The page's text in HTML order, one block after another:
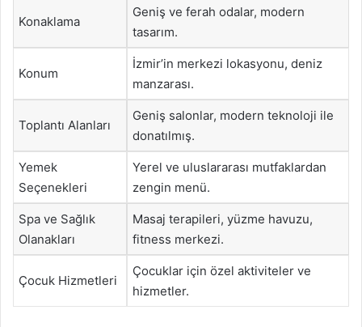
Konaklama
Geniş ve ferah odalar, modern
tasarım.
Konum
İzmir’in merkezi lokasyonu, deniz
manzarası.
Toplantı Alanları
Geniş salonlar, modern teknoloji ile
donatılmış.
Yemek
Seçenekleri
Yerel ve uluslararası mutfaklardan
zengin menü.
Spa ve Sağlık
Olanakları
Masaj terapileri, yüzme havuzu,
fitness merkezi.
Çocuk Hizmetleri
Çocuklar için özel aktiviteler ve
hizmetler.